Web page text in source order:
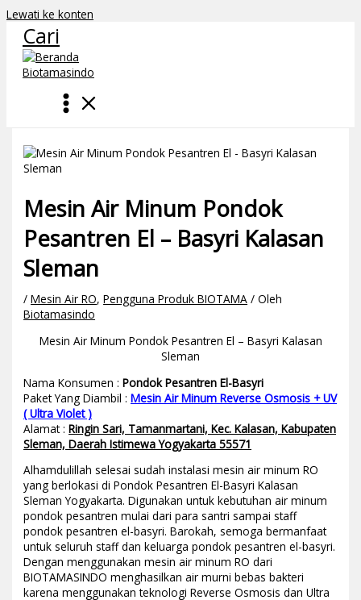
Lewati ke konten
Cari
Mesin Air Minum Pondok
Pesantren El – Basyri Kalasan
Sleman
/Mesin Air RO,Pengguna Produk BIOTAMA / Oleh
Biotamasindo
Mesin Air Minum Pondok Pesantren El – Basyri Kalasan
Sleman
Nama Konsumen :Pondok Pesantren El-Basyri
Paket Yang Diambil :Mesin Air Minum Reverse Osmosis + UV
( Ultra Violet )
Alamat :Ringin Sari, Tamanmartani, Kec. Kalasan, Kabupaten
Sleman, Daerah Istimewa Yogyakarta 55571
Alhamdulillah selesai sudah instalasi mesin air minum RO
yang berlokasi di Pondok Pesantren El-Basyri Kalasan
Sleman Yogyakarta. Digunakan untuk kebutuhan air minum
pondok pesantren mulai dari para santri sampai staff
pondok pesantren el-basyri. Barokah, semoga bermanfaat
untuk seluruh staff dan keluarga pondok pesantren el-basyri.
Dengan menggunakan mesin air minum RO dari
BIOTAMASINDO menghasilkan air murni bebas bakteri
karena menggunakan teknologi Reverse Osmosis dan Ultra